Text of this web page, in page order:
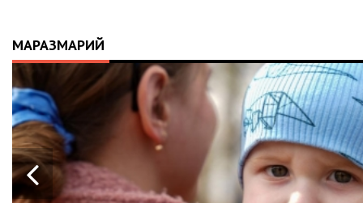
МАРАЗМАРИЙ
21.04.2026 14:01
ІСТОРІЯ, ЯКА
10-МІСЯЧНИЙ
АПАРАТ ШВЛ
ВАЛЕРІЯ ДУБІЛЯ